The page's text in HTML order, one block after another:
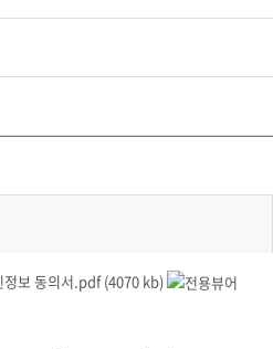
정보 동의서.pdf (4070 kb)